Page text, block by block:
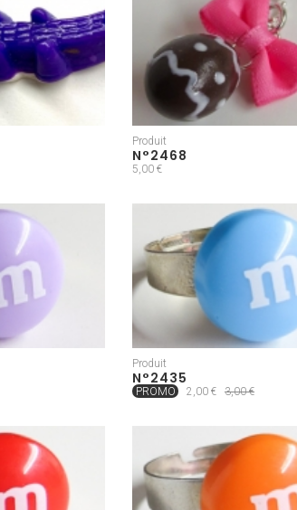
Produit
N°2468
5,00 €
Produit
N°2435
PROMO 2,00 € 3,00 €